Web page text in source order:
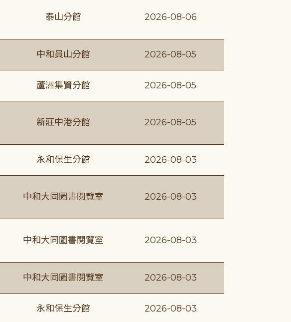
泰山分館 2026-08-06
中和員山分館 2026-08-05
蘆洲集賢分館 2026-08-05
新莊中港分館 2026-08-05
永和保生分館 2026-08-03
中和大同圖書閱覽室 2026-08-03
中和大同圖書閱覽室 2026-08-03
中和大同圖書閱覽室 2026-08-03
永和保生分館 2026-08-03